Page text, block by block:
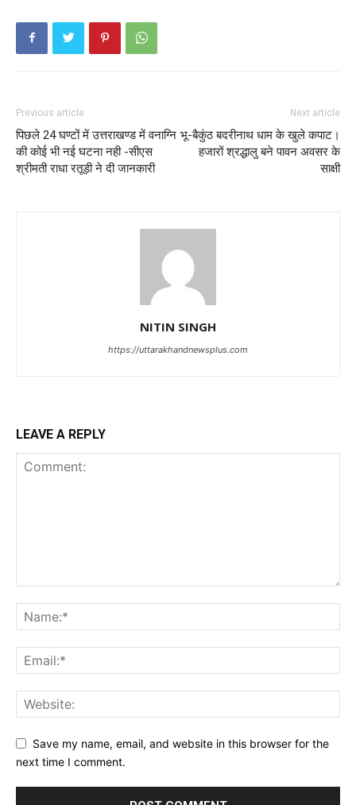
Previous article
पिछले 24 घण्टों में उत्तराखण्ड में वनाग्नि
की कोई भी नई घटना नही -सीएस
श्रीमती राधा रतूड़ी ने दी जानकारी
Next article
भू-बैकुंठ बदरीनाथ धाम के खुले कपाट।
हजारों श्रद्धालु बने पावन अवसर के
साक्षी
NITIN SINGH
https://uttarakhandnewsplus.com
LEAVE A REPLY
Save my name, email, and website in this browser for the
next time I comment.